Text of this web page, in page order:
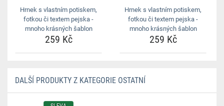
Hrnek s vlastním potiskem,
fotkou či textem pejska -
mnoho krásných šablon
259 Kč
Hrnek s vlastním potiskem,
fotkou či textem pejska -
mnoho krásných šablon
259 Kč
DALŠÍ PRODUKTY Z KATEGORIE OSTATNÍ